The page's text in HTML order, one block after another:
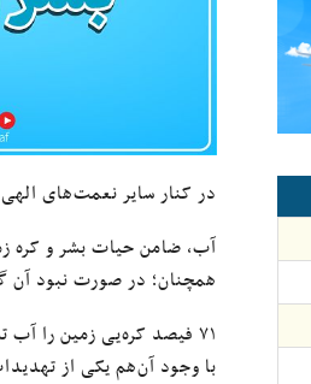
در کنار سایر نعمت‌های
همچنان؛ در صورت نبود آن
۷۱ فیصد کره‌‌یی زمین را
با وجود آن‌هم یکی از